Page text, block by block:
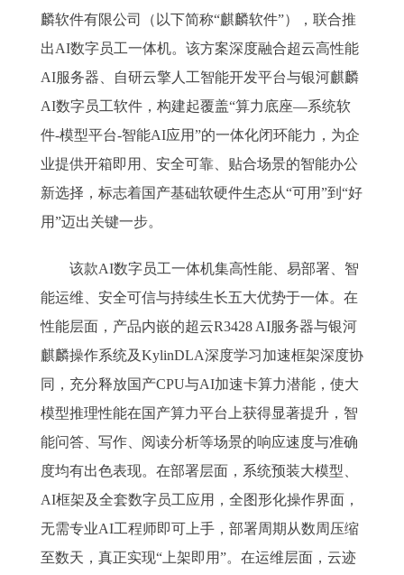
麟软件有限公司（以下简称“麒麟软件”），联合推
出AI数字员工一体机。该方案深度融合超云高性能
AI服务器、自研云擎人工智能开发平台与银河麒麟
AI数字员工软件，构建起覆盖“算力底座—系统软
件-模型平台-智能AI应用”的一体化闭环能力，为企
业提供开箱即用、安全可靠、贴合场景的智能办公
新选择，标志着国产基础软硬件生态从“可用”到“好
用”迈出关键一步。
该款AI数字员工一体机集高性能、易部署、智
能运维、安全可信与持续生长五大优势于一体。在
性能层面，产品内嵌的超云R3428 AI服务器与银河
麒麟操作系统及KylinDLA深度学习加速框架深度协
同，充分释放国产CPU与AI加速卡算力潜能，使大
模型推理性能在国产算力平台上获得显著提升，智
能问答、写作、阅读分析等场景的响应速度与准确
度均有出色表现。在部署层面，系统预装大模型、
AI框架及全套数字员工应用，全图形化操作界面，
无需专业AI工程师即可上手，部署周期从数周压缩
至数天，真正实现“上架即用”。在运维层面，云迹